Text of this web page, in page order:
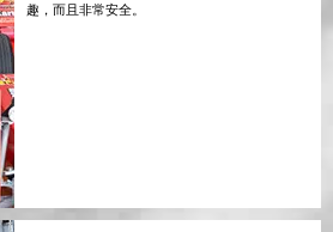
趣，而且非常安全。